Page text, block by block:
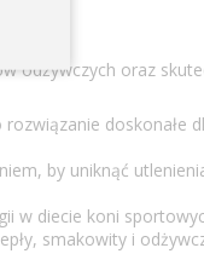
odżywczych oraz
doskonałe
by uniknąć
w diecie koni
smakowity i